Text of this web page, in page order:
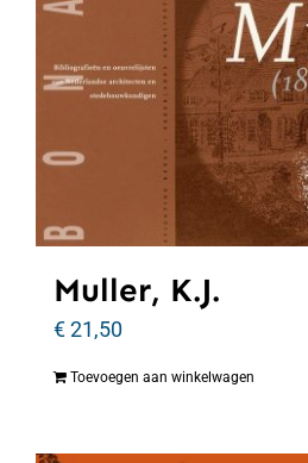
Muller, K.J.
€21,50
Toevoegen aan winkelwagen